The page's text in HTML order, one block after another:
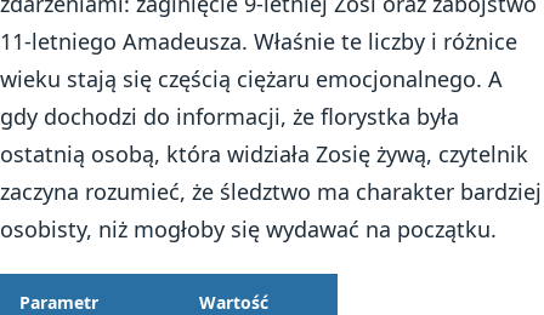
11-letniego Amadeusza. Właśnie te liczby i różnice
wieku stają się częścią ciężaru emocjonalnego. A
gdy dochodzi do informacji, że florystka była
ostatnią osobą, która widziała Zosię żywą, czytelnik
zaczyna rozumieć, że śledztwo ma charakter bardziej
osobisty, niż mogłoby się wydawać na początku.
Parametr Wartość